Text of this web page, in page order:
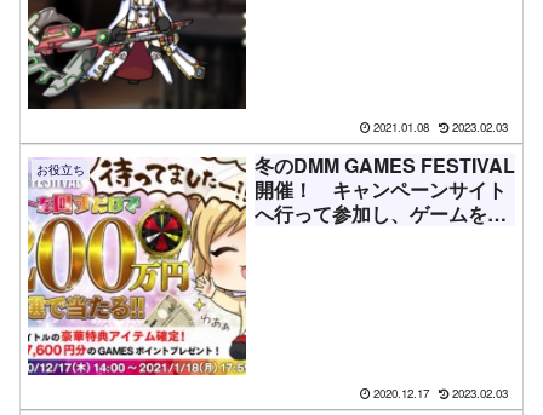
2021.01.08 2023.02.03
お役立ち
冬のDMM GAMES FESTIVAL
開催！ キャンペーンサイト
へ行って参加し、ゲームを遊
2020.12.17 2023.02.03